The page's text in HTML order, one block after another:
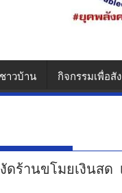
ชาวบ้าน กิจกรรมเพื่อสั
ดร้านขโมยเงินส